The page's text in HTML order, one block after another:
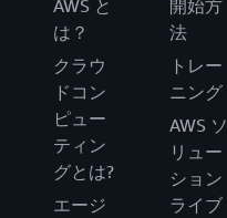
AWS と
は？
クラウ
ドコン
ピュー
ティン
グとは?
エージ
開始方
法
トレー
ニング
AWS ソ
リュー
ション
ライブ